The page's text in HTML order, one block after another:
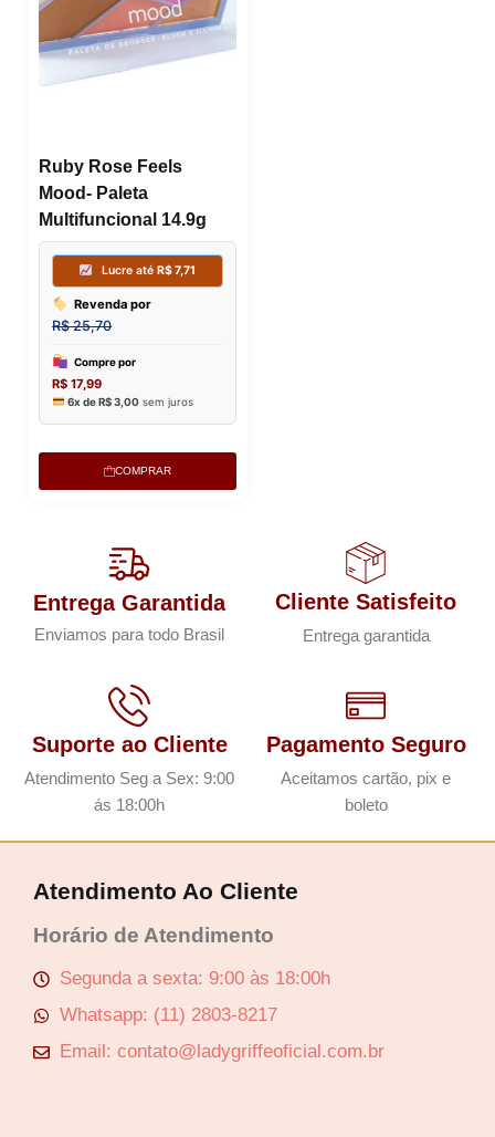
Ruby Rose Feels
Mood- Paleta
Multifuncional 14.9g
Lucre até 7,71
Revenda por
Compre por
6x deR$3,00 sem juros
COMPRAR
Entrega Garantida
Enviamos para todo Brasil
Cliente Satisfeito
Entrega garantida
Suporte ao Cliente
Atendimento Seg a Sex: 9:00
ás 18:00h
Pagamento Seguro
Aceitamos cartão, pix e
boleto
Atendimento Ao Cliente
Horário de Atendimento
Segunda a sexta: 9:00 às 18:00h
Whatsapp: (11) 2803-8217
Email: contato@ladygriffeoficial.com.br